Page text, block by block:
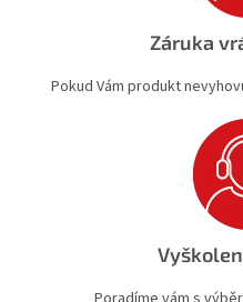
Záruka
Pokud Vám produkt